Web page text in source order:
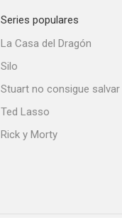
Series populares
La Casa del Dragón
Silo
Ted Lasso
Rick y Morty